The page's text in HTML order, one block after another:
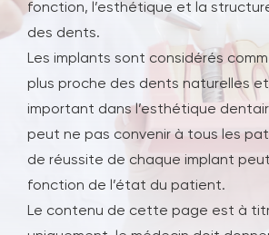
fonction, l’esthétique et la
des dents.
Les implants sont considérés
plus proche des dents naturelles
important dans l’esthétique
peut ne pas convenir à tous les
de réussite de chaque implant
fonction de l’état du patient.
Le contenu de cette page est à